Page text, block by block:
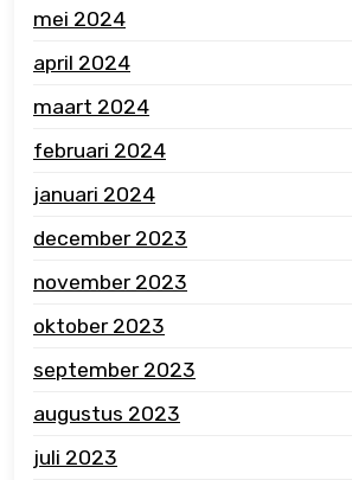
mei 2024
april 2024
maart 2024
februari 2024
januari 2024
december 2023
november 2023
oktober 2023
september 2023
augustus 2023
juli 2023